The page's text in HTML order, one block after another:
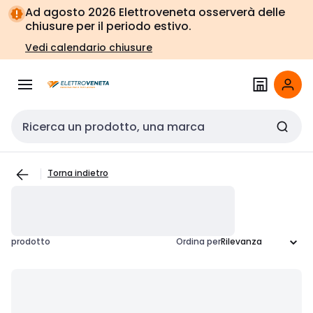
Vai alla
navigazione
Vai
alla
pagina
Ad agosto 2026 Elettroveneta osserverà delle
chiusure per il periodo estivo.
Vedi calendario chiusure
Cerca input
Torna indietro
prodotto Ordina per